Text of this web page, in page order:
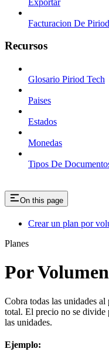
Facturacion De Piriod
Recursos
Glosario Piriod Tech
Paises
Estados
Monedas
Tipos De
On this page
Crear un plan por
Planes
Por Volumen
Cobra todas las unidades
total. El precio no se
las unidades.
Ejemplo: